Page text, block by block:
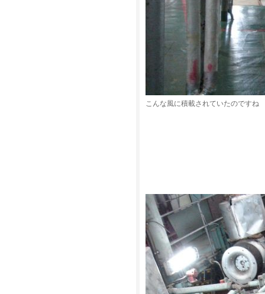
こんな風に積載されていたのですね